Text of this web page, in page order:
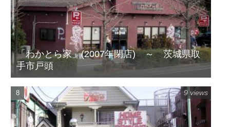
「わかとら家」(2007年閉店) ～ 茨城県取
手市戸頭
9 views